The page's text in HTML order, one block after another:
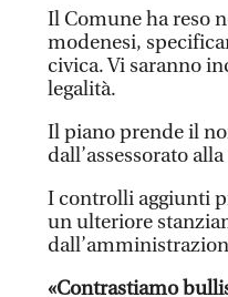
Il Comune ha reso
modenesi,
civica. Vi saranno
legalità.
Il piano prende il
dall’assessorato
I controlli aggiunti
un ulteriore
«Contrastiamo